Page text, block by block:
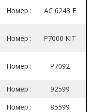
Номер : AC 6243 E
Номер : P7000 KIT
Номер : P7092
Номер :
92599
Номер :
85599